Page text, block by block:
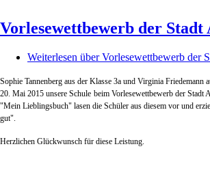
Vorlesewettbewerb der
Weiterlesen über Vorlesewettbewerb der
Sophie Tannenberg aus der Klasse 3a und Virginia Friedemann
20. Mai 2015 unsere Schule beim Vorlesewettbewerb der Stadt
"Mein Lieblingsbuch" lasen die Schüler aus diesem vor und
gut".
Herzlichen Glückwunsch für diese Leistung.